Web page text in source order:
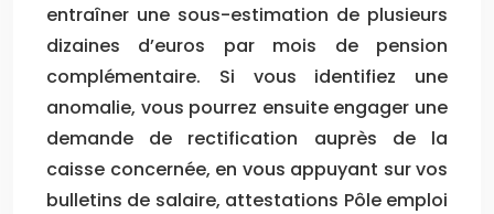
entraîner une sous-estimation de plusieurs
dizaines d’euros par mois de pension
complémentaire. Si vous identifiez une
anomalie, vous pourrez ensuite engager une
demande de rectification auprès de la
caisse concernée, en vous appuyant sur vos
bulletins de salaire, attestations Pôle emploi